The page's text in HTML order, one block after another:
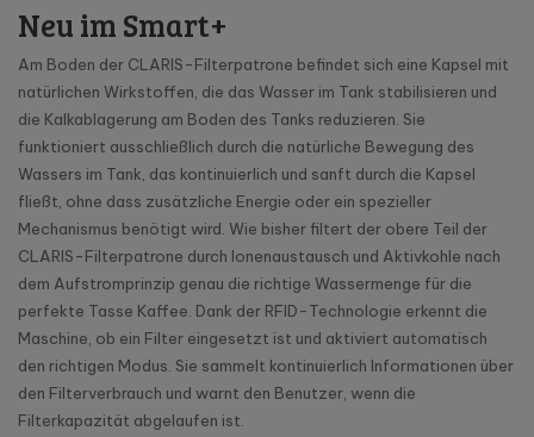
Neu im Smart+
Am Boden der CLARIS-Filterpatrone befindet sich eine Kapsel mit
natürlichen Wirkstoffen, die das Wasser im Tank stabilisieren und
die Kalkablagerung am Boden des Tanks reduzieren. Sie
funktioniert ausschließlich durch die natürliche Bewegung des
Wassers im Tank, das kontinuierlich und sanft durch die Kapsel
fließt, ohne dass zusätzliche Energie oder ein spezieller
Mechanismus benötigt wird. Wie bisher filtert der obere Teil der
CLARIS-Filterpatrone durch Ionenaustausch und Aktivkohle nach
dem Aufstromprinzip genau die richtige Wassermenge für die
perfekte Tasse Kaffee. Dank der RFID-Technologie erkennt die
Maschine, ob ein Filter eingesetzt ist und aktiviert automatisch
den richtigen Modus. Sie sammelt kontinuierlich Informationen über
den Filterverbrauch und warnt den Benutzer, wenn die
Filterkapazität abgelaufen ist.